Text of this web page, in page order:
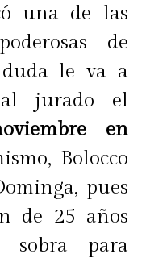
una de las
de
le va a
jurado el
en
Bolocco
pues
de 25 años
sobra para